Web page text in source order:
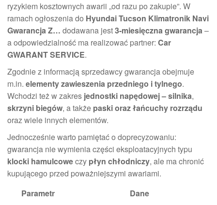
ryzykiem kosztownych awarii „od razu po zakupie”. W
ramach ogłoszenia do Hyundai Tucson Klimatronik Navi
Gwarancja Z… dodawana jest3-miesięczna gwarancja–
a odpowiedzialność ma realizować partner: Car
GWARANT SERVICE.
Zgodnie z informacją sprzedawcy gwarancja obejmuje
m.in. elementy zawieszenia przedniego i tylnego.
Wchodzi też w zakres jednostki napędowej – silnika,
skrzyni biegów, a także paski oraz łańcuchy rozrządu
oraz wiele innych elementów.
Jednocześnie warto pamiętać o doprecyzowaniu:
gwarancja nie wymienia części eksploatacyjnych typu
klocki hamulcoweczy płyn chłodniczy, ale ma chronić
kupującego przed poważniejszymi awariami.
Parametr
Dane